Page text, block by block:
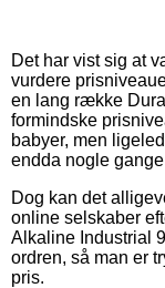
Det har vist sig at
vurdere
en lang række
formindske
babyer, men
endda nogle
Dog kan det
online selskaber
Alkaline Industrial
ordren, så man er
pris.